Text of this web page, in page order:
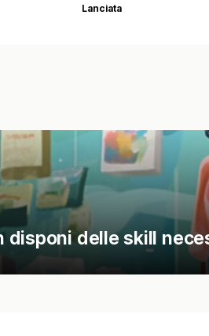
Lanciata
disponi delle skill